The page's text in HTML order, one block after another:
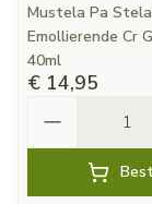
Mustela Pa
Emollierende Cr
40ml
€ 14,95